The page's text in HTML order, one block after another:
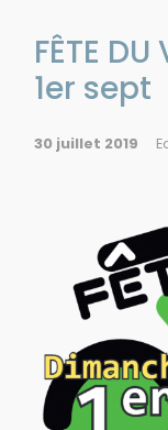
FÊTE
1er sept
30 juillet 2019